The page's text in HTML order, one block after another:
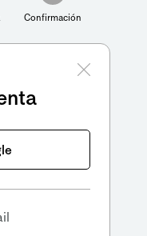
Confirmación